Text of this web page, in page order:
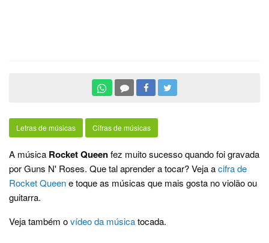
Letras de músicas Cifras de músicas
A música Rocket Queenfez muito sucesso quando foi gravada
por Guns N' Roses. Que tal aprender a tocar? Veja acifra de
Rocket Queene toque as músicas que mais gosta no violão ou
guitarra.
Veja também ovídeo da músicatocada.